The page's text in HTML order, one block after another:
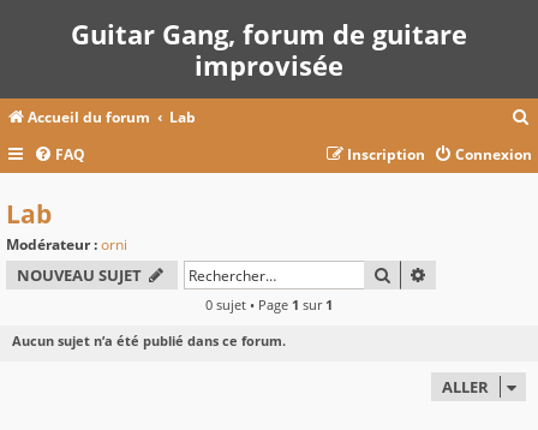
Guitar Gang, forum de guitare
improvisée
Accueil du forum Lab
c
FAQ Connexion
Inscription
Lab
Modérateur :orni
NOUVEAU SUJET RECHERCHER
0 sujet • Page 1 sur 1
Aucun sujet n’a été publié dans ce forum.
ALLER